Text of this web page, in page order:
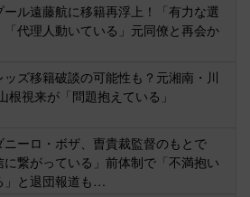
ール遠藤航に移籍再浮上！「有力な選
「代理人動いている」元同僚と再会か
ッズ移籍破談の可能性も？元湘南・川
根視来が「問題抱えている」
ニーロ・ボザ、曺貴裁監督のもとで
に繋がっている」前体制で「不満抱い
」と退団報道も…